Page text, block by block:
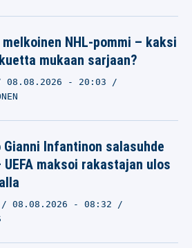
NHL-pommi – kaksi
mukaan sarjaan?
08.08.2026 - 20:03
Gianni Infantinon salasuhde
maksoi rakastajan ulos
08.08.2026 - 08:32